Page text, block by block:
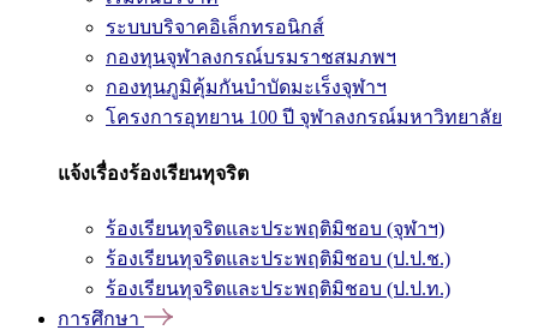
ระบบบริจาคอิเล็กทรอนิกส์
กองทุนจุฬาลงกรณ์บรมราชสมภพฯ
กองทุนภูมิคุ้มกันบำบัดมะเร็งจุฬาฯ
โครงการอุทยาน 100 ปี จุฬาลงกรณ์มหาวิทยาลัย
แจ้งเรื่องร้องเรียนทุจริต
ร้องเรียนทุจริตและประพฤติมิชอบ (จุฬาฯ)
ร้องเรียนทุจริตและประพฤติมิชอบ (ป.ป.ช.)
ร้องเรียนทุจริตและประพฤติมิชอบ (ป.ป.ท.)
การศึกษา